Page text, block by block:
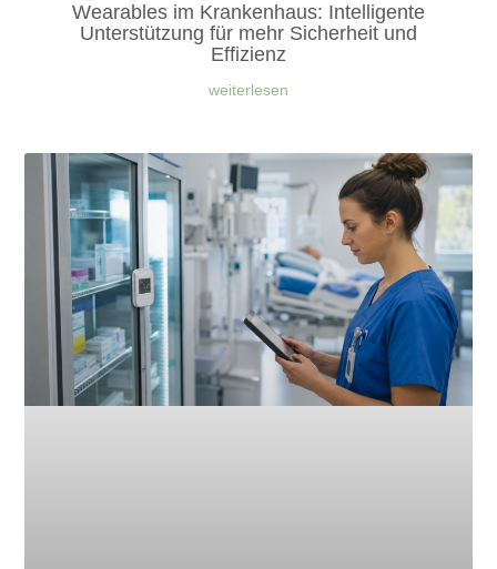
Wearables im Krankenhaus: Intelligente
Unterstützung für mehr Sicherheit und
Effizienz
weiterlesen